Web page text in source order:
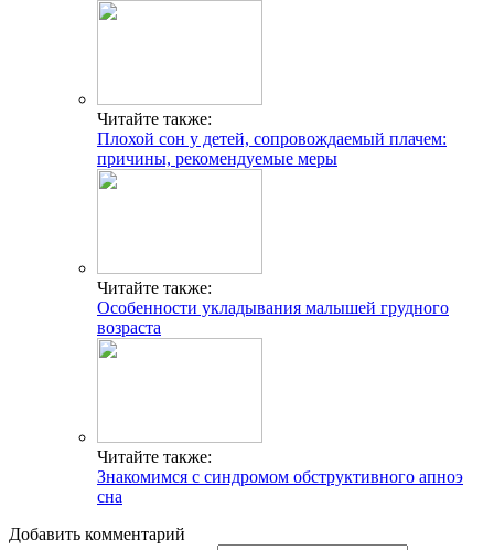
Читайте также:
Плохой сон у детей, сопровождаемый плачем:
причины, рекомендуемые меры
Читайте также:
Особенности укладывания малышей грудного
возраста
Читайте также:
Знакомимся с синдромом обструктивного апноэ
сна
Добавить комментарий